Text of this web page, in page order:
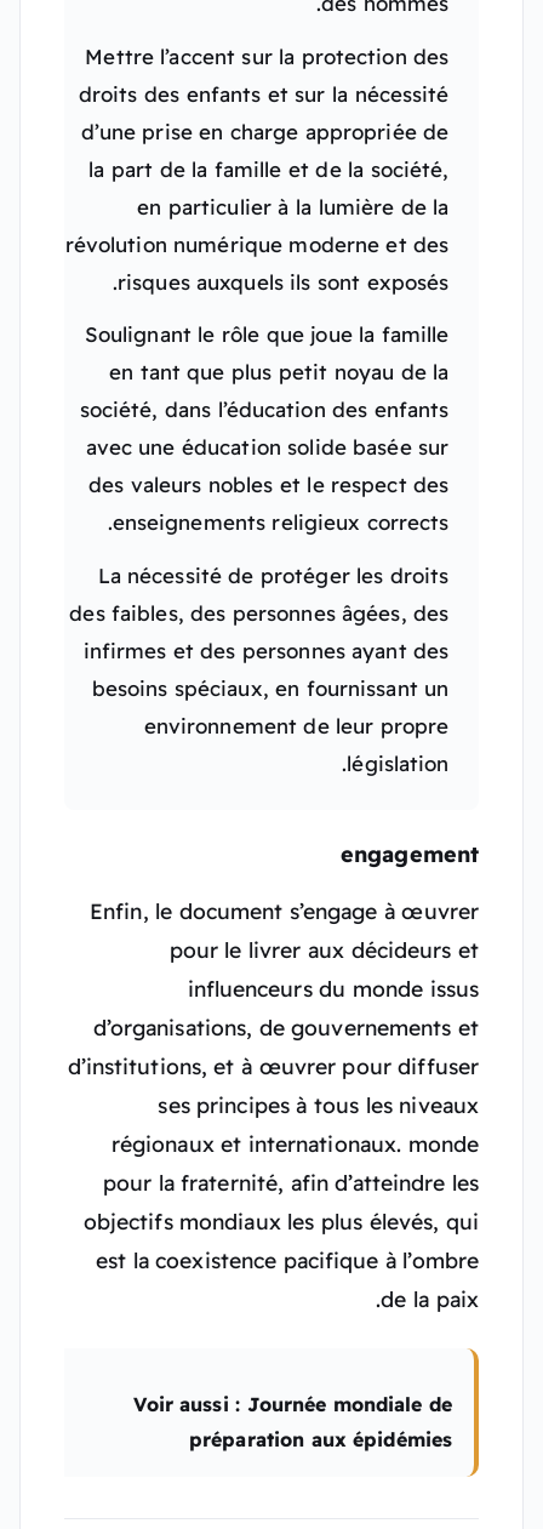
Mettre l’accent sur la protection des
droits des enfants et sur la nécessité
d’une prise en charge appropriée de
la part de la famille et de la société,
en particulier à la lumière de la
révolution numérique moderne et des
risques auxquels ils sont exposés.
Soulignant le rôle que joue la famille
en tant que plus petit noyau de la
société, dans l’éducation des enfants
avec une éducation solide basée sur
des valeurs nobles et le respect des
enseignements religieux corrects.
La nécessité de protéger les droits
des faibles, des personnes âgées, des
infirmes et des personnes ayant des
besoins spéciaux, en fournissant un
environnement de leur propre
législation.
engagement
Enfin, le document s’engage à œuvrer
pour le livrer aux décideurs et
influenceurs du monde issus
d’organisations, de gouvernements et
d’institutions, et à œuvrer pour diffuser
ses principes à tous les niveaux
régionaux et internationaux. monde
pour la fraternité, afin d’atteindre les
objectifs mondiaux les plus élevés, qui
est la coexistence pacifique à l’ombre
de la paix.
Voir aussi : Journée mondiale de
préparation aux épidémies